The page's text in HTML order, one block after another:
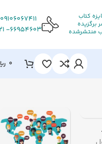
09106067411
66954603- 021